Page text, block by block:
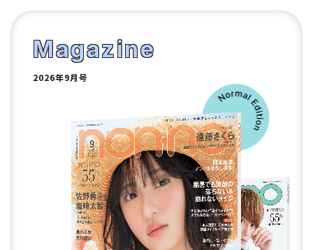
2
Magazine
2026年9月号